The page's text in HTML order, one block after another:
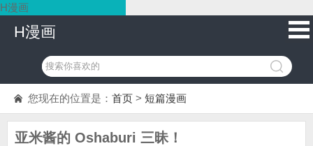
H漫画
H漫画
您现在的位置是： 首页 > 短篇漫画
亚米酱的 Oshaburi 三昧！